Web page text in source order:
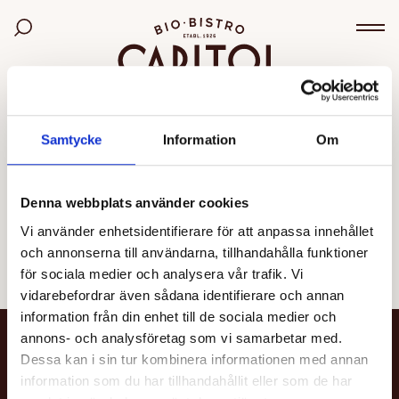
Samtycke Information Om
Denna webbplats använder cookies
Vi använder enhetsidentifierare för att anpassa innehållet
och annonserna till användarna, tillhandahålla funktioner
för sociala medier och analysera vår trafik. Vi
vidarebefordrar även sådana identifierare och annan
information från din enhet till de sociala medier och
annons- och analysföretag som vi samarbetar med.
Dessa kan i sin tur kombinera informationen med annan
information som du har tillhandahållit eller som de har
Bio Capitol
Sök bland filmer
OGILTIG VISNING
längre att boka.
Se alla filmer
NYHETSBREV